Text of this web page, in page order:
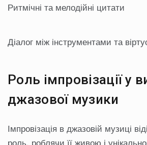
Ритмічні та мелодійні цитати
Діалог між інструментами та
Роль імпровізації у
джазової музики
Імпровізація в джазовій музиці